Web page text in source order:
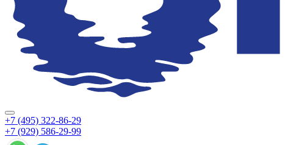
+7 (495) 322-86-29
+7 (929) 586-29-99